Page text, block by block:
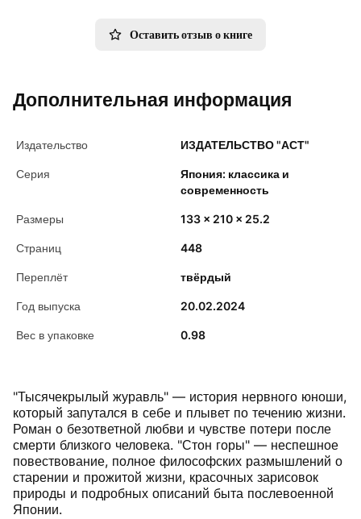
Оставить отзыв о книге
Дополнительная информация
Издательство ИЗДАТЕЛЬСТВО "АСТ"
Серия
Япония: классика и
современность
Размеры 133 x 210 x 25.2
Страниц 448
Переплёт твёрдый
Год выпуска 20.02.2024
Вес в упаковке 0.98
"Тысячекрылый журавль" — история нервного юноши,
который запутался в себе и плывет по течению жизни.
Роман о безответной любви и чувстве потери после
смерти близкого человека. "Стон горы" — неспешное
повествование, полное философских размышлений о
старении и прожитой жизни, красочных зарисовок
природы и подробных описаний быта послевоенной
Японии.